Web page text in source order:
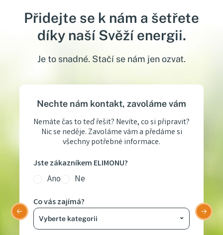
Přidejte se k nám a šetřete
díky naší Svěží energii.
Je to snadné. Stačí se nám jen ozvat.
Nechte nám kontakt, zavoláme vám
Nemáte čas to teď řešit? Nevíte, co si připravit?
Nic se neděje. Zavoláme vám a předáme si
všechny potřebné informace.
Jste zákazníkem ELIMONU?
Ano Ne
Co vás zajímá?